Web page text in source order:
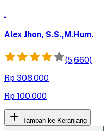
.
Alex Jhon, S.S.,M.Hum.
(5,660)
Rp 308.000
Rp 100.000
Tambah ke Keranjang